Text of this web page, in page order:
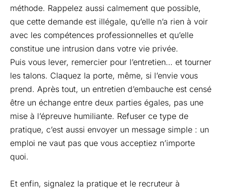
méthode. Rappelez aussi calmement que possible,
que cette demande est illégale, qu’elle n’a rien à voir
avec les compétences professionnelles et qu’elle
constitue une intrusion dans votre vie privée.
Puis vous lever, remercier pour l’entretien… et tourner
les talons. Claquez la porte, même, si l’envie vous
prend. Après tout, un entretien d’embauche est censé
être un échange entre deux parties égales, pas une
mise à l’épreuve humiliante. Refuser ce type de
pratique, c’est aussi envoyer un message simple : un
emploi ne vaut pas que vous acceptiez n’importe
quoi.
Et enfin, signalez la pratique et le recruteur à